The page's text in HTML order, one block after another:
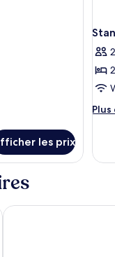
les prix
Plus
ibis Styles Bucharest